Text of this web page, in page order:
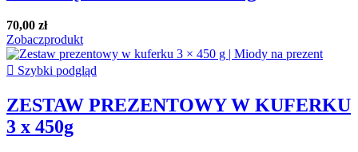
70,00 zł
Zobaczprodukt
 Szybki podgląd
ZESTAW PREZENTOWY W KUFERKU
3 x 450g